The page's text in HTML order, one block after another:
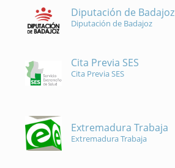
Diputación de Badajoz
Diputación de Badajoz
Cita Previa SES
Cita Previa SES
Extremadura Trabaja
Extremadura Trabaja